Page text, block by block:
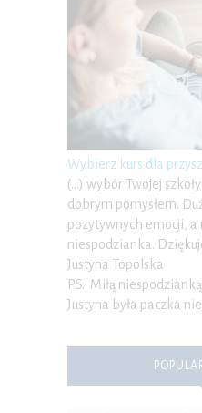
Wybierz kurs dla
(…) wybór Twojej
dobrym pomysłem.
pozytywnych emocji, a
niespodzianka.
Justyna Topolska
P.S.: Miłą
Justyna była paczka